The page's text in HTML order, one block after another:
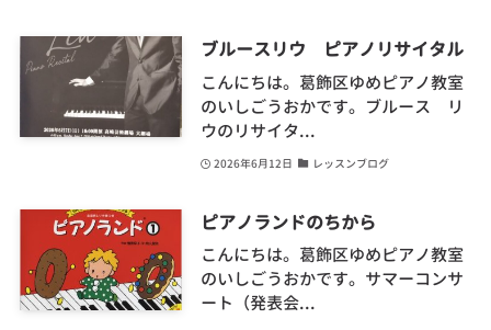
ブルースリウ ピアノリサイタル
こんにちは。葛飾区ゆめピアノ教室
のいしごうおかです。ブルース リ
ウのリサイタ...
2026年6月12日 レッスンブログ
ピアノランドのちから
こんにちは。葛飾区ゆめピアノ教室
のいしごうおかです。サマーコンサ
ート（発表会...